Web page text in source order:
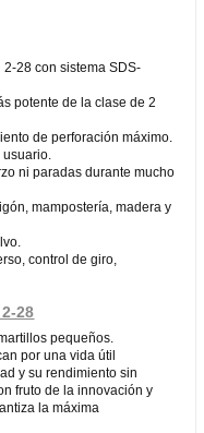
28 con sistema SDS-
potente de la clase de 2
de perforación máximo.
ni paradas durante mucho
mampostería, madera y
control de giro,
28
pequeños.
por una vida útil
y su rendimiento sin
fruto de la innovación y
la máxima